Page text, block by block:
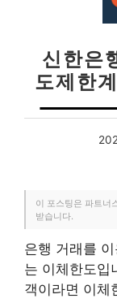
신한은
도제한
이 포스팅은 파트너
받습니다.
은행 거래를
는 이체한도입
객이라면 이체